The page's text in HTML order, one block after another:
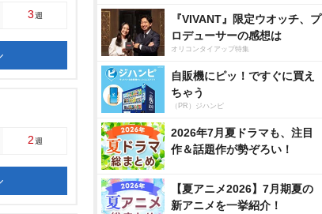
3週
2週
『VIVANT』限定ウオッチ、プ
ロデューサーの感想は
オリコンタイアップ特集
自販機にピッ！ですぐに買え
ちゃう
（PR）ジハンピ
2026年7月夏ドラマも、注目
作＆話題作が勢ぞろい！
【夏アニメ2026】7月期夏の
新アニメを一挙紹介！